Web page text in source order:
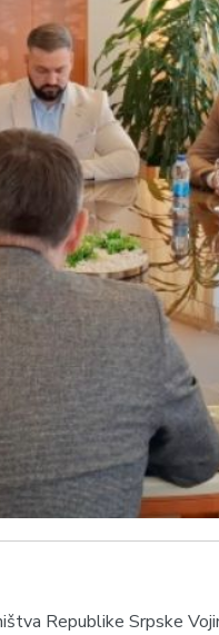
Republike Srpske